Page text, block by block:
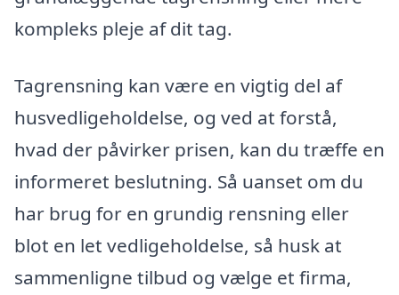
kompleks pleje af dit tag.
Tagrensning kan være en vigtig del af
husvedligeholdelse, og ved at forstå,
hvad der påvirker prisen, kan du træffe en
informeret beslutning. Så uanset om du
har brug for en grundig rensning eller
blot en let vedligeholdelse, så husk at
sammenligne tilbud og vælge et firma,